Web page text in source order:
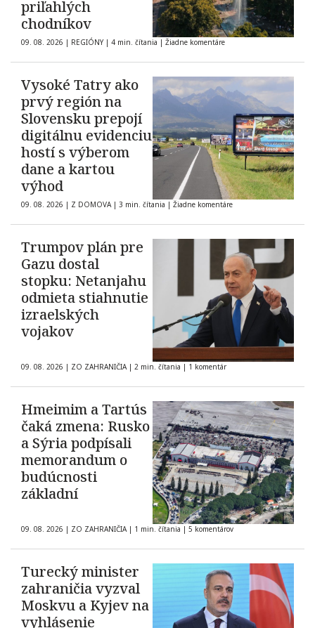
priľahlých
chodníkov
09. 08. 2026 | REGIÓNY | 4 min. čítania | Žiadne komentáre
Vysoké Tatry ako
prvý región na
Slovensku prepojí
digitálnu evidenciu
hostí s výberom
dane a kartou
výhod
09. 08. 2026 | Z DOMOVA | 3 min. čítania | Žiadne komentáre
Trumpov plán pre
Gazu dostal
stopku: Netanjahu
odmieta stiahnutie
izraelských
vojakov
09. 08. 2026 | ZO ZAHRANIČIA | 2 min. čítania | 1 komentár
Hmeimim a Tartús
čaká zmena: Rusko
a Sýria podpísali
memorandum o
budúcnosti
základní
09. 08. 2026 | ZO ZAHRANIČIA | 1 min. čítania | 5 komentárov
Turecký minister
zahraničia vyzval
Moskvu a Kyjev na
vyhlásenie